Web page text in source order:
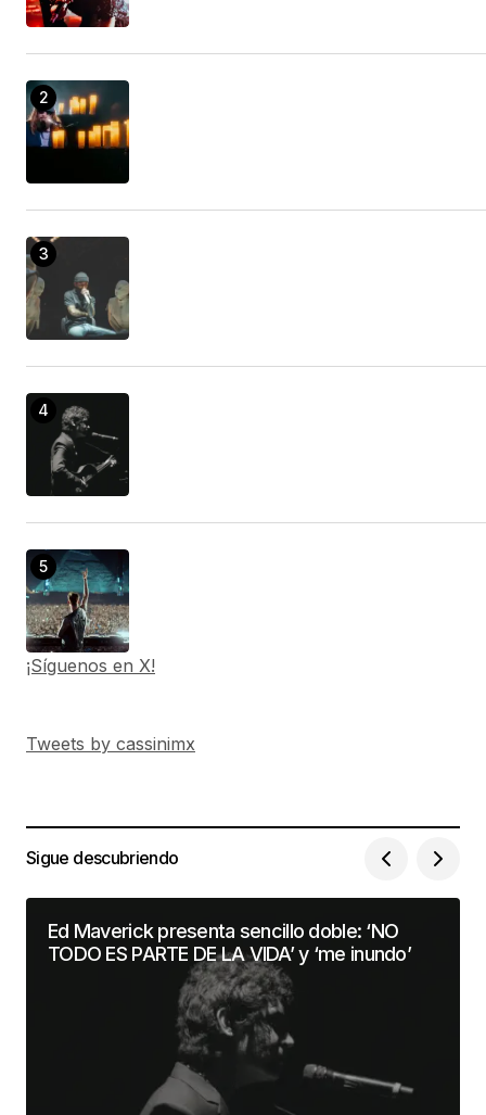
¡Síguenos en X!
Tweets by cassinimx
Sigue descubriendo
Ed Maverick presenta sencillo doble: ‘NO
TODO ES PARTE DE LA VIDA’ y ‘me inundo’